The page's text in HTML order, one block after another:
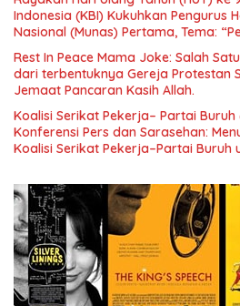
Indonesia (KBI) Kukuhkan Pengurus
Nasional (Munas) Pertama, Tema:
Pengembangan Organisasi KBI yang
Indonesia dan Mancanegara”.
Rest In Peace Mama Joke: Salah
dari terbentuknya Gereja Protestan
Jemaat Pancaran Kasih Allah.
Koalisi Serikat Pekerja– Partai Buruh
Konferensi Pers dan Sarasehan:
Koalisi Serikat Pekerja–Partai Buruh